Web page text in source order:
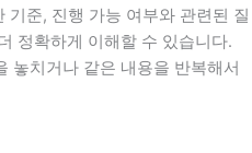
기준, 진행 가능 여부와 관련된 질
정확하게 이해할 수 있습니다.
놓치거나 같은 내용을 반복해서